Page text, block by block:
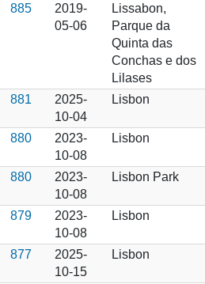
885
2019-
05-06
Lissabon,
Parque da
Quinta das
Conchas e dos
Lilases
881
2025-
10-04
Lisbon
880
2023-
10-08
Lisbon
880
2023-
10-08
Lisbon Park
879
2023-
10-08
Lisbon
877
2025-
10-15
Lisbon